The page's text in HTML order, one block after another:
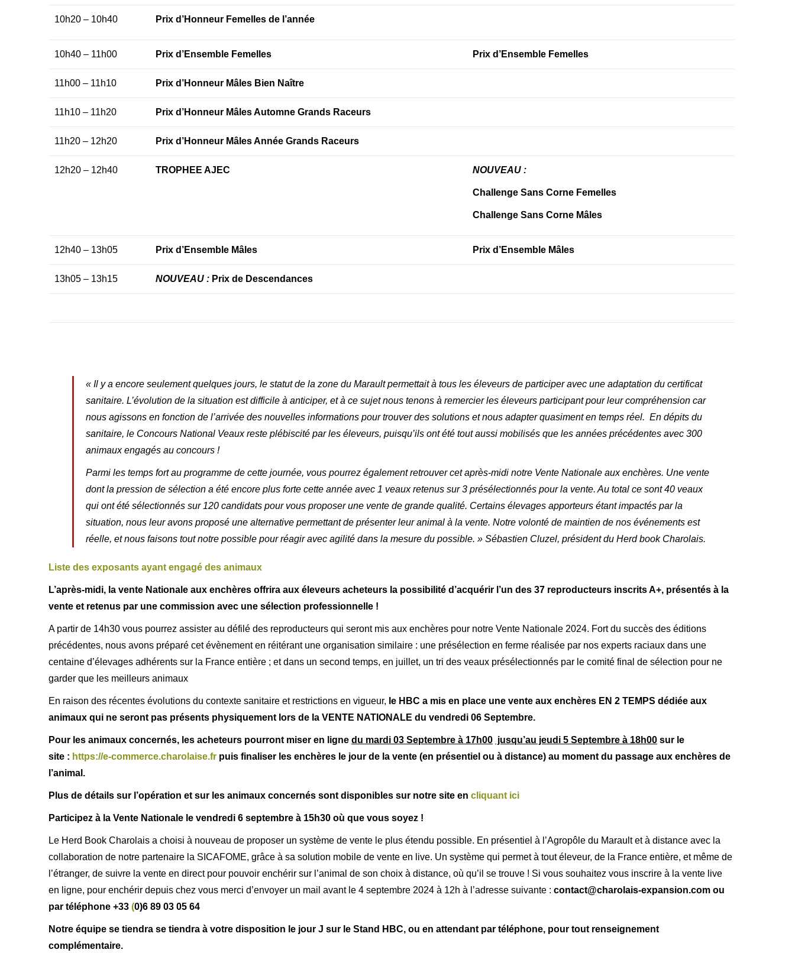
10h20 – 10h40 Prix d’Honneur Femelles de l’année
10h40 – 11h00 Prix d’Ensemble Femelles Prix d’Ensemble Femelles
11h00 – 11h10 Prix d’Honneur Mâles Bien Naître
11h10 – 11h20 Prix d’Honneur Mâles Automne Grands Raceurs
11h20 – 12h20 Prix d’Honneur Mâles Année Grands Raceurs
12h20 – 12h40 TROPHEE AJEC NOUVEAU :
Challenge Sans Corne Femelles
Challenge Sans Corne Mâles
12h40 – 13h05 Prix d’Ensemble Mâles Prix d’Ensemble Mâles
13h05 – 13h15 NOUVEAU : Prix de Descendances
« Il y a encore seulement quelques jours, le statut de la zone du Marault permettait à tous les éleveurs de participer avec une adaptation du certificat
sanitaire. L’évolution de la situation est difficile à anticiper, et à ce sujet nous tenons à remercier les éleveurs participant pour leur compréhension car
nous agissons en fonction de l’arrivée des nouvelles informations pour trouver des solutions et nous adapter quasiment en temps réel. En dépits du
sanitaire, le Concours National Veaux reste plébiscité par les éleveurs, puisqu’ils ont été tout aussi mobilisés que les années précédentes avec 300
animaux engagés au concours !
Parmi les temps fort au programme de cette journée, vous pourrez également retrouver cet après-midi notre Vente Nationale aux enchères. Une vente
dont la pression de sélection a été encore plus forte cette année avec 1 veaux retenus sur 3 présélectionnés pour la vente. Au total ce sont 40 veaux
qui ont été sélectionnés sur 120 candidats pour vous proposer une vente de grande qualité. Certains élevages apporteurs étant impactés par la
situation, nous leur avons proposé une alternative permettant de présenter leur animal à la vente. Notre volonté de maintien de nos événements est
réelle, et nous faisons tout notre possible pour réagir avec agilité dans la mesure du possible. » Sébastien Cluzel, président du Herd book Charolais.
Liste des exposants ayant engagé des animaux
L’après-midi, la vente Nationale aux enchères offrira aux éleveurs acheteurs la possibilité d’acquérir l’un des 37 reproducteurs inscrits A+, présentés à la
vente et retenus par une commission avec une sélection professionnelle !
A partir de 14h30 vous pourrez assister au défilé des reproducteurs qui seront mis aux enchères pour notre Vente Nationale 2024. Fort du succès des éditions
précédentes, nous avons préparé cet évènement en réitérant une organisation similaire : une présélection en ferme réalisée par nos experts raciaux dans une
centaine d’élevages adhérents sur la France entière ; et dans un second temps, en juillet, un tri des veaux présélectionnés par le comité final de sélection pour ne
garder que les meilleurs animaux
En raison des récentes évolutions du contexte sanitaire et restrictions en vigueur, le HBC a mis en place une vente aux enchères EN 2 TEMPS dédiée aux
animaux qui ne seront pas présents physiquement lors de la VENTE NATIONALE du vendredi 06 Septembre.
Pour les animaux concernés, les acheteurs pourront miser en ligne du mardi 03 Septembre à 17h00 jusqu’au jeudi 5 Septembre à 18h00 sur le
site : https://e-commerce.charolaise.fr puis finaliser les enchères le jour de la vente (en présentiel ou à distance) au moment du passage aux enchères de
l’animal.
Plus de détails sur l’opération et sur les animaux concernés sont disponibles sur notre site en cliquant ici
Participez à la Vente Nationale le vendredi 6 septembre à 15h30 où que vous soyez !
Le Herd Book Charolais a choisi à nouveau de proposer un système de vente le plus étendu possible. En présentiel à l’Agropôle du Marault et à distance avec la
collaboration de notre partenaire la SICAFOME, grâce à sa solution mobile de vente en live. Un système qui permet à tout éleveur, de la France entière, et même de
l’étranger, de suivre la vente en direct pour pouvoir enchérir sur l’animal de son choix à distance, où qu’il se trouve ! Si vous souhaitez vous inscrire à la vente live
en ligne, pour enchérir depuis chez vous merci d’envoyer un mail avant le 4 septembre 2024 à 12h à l’adresse suivante : contact@charolais-expansion.com ou
par téléphone +33 (0)6 89 03 05 64
Notre équipe se tiendra se tiendra à votre disposition le jour J sur le Stand HBC, ou en attendant par téléphone, pour tout renseignement
complémentaire.